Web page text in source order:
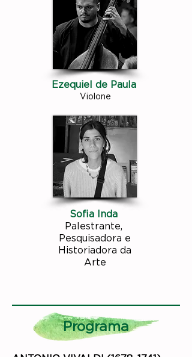
Ezequiel de Paula
Violone
Sofia Inda
Palestrante,
Pesquisadora e
Historiadora da
Arte
Programa